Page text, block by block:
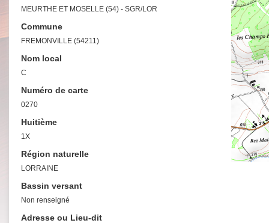
MEURTHE ET MOSELLE (54) - SGR/LOR
Commune
FREMONVILLE (54211)
Nom local
C
Numéro de carte
0270
Huitième
1X
Région naturelle
LORRAINE
Bassin versant
Non renseigné
Adresse ou Lieu-dit